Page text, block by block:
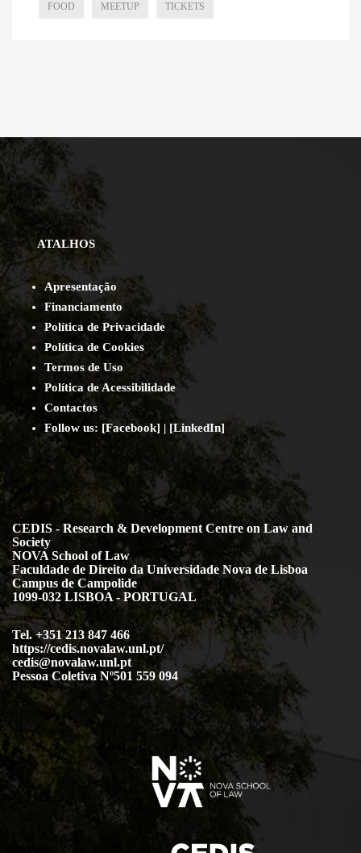
FOOD MEETUP TICKETS
ATALHOS
Apresentação
Financiamento
Política de Privacidade
Política de Cookies
Termos de Uso
Política de Acessibilidade
Contactos
Follow us: [Facebook] | [LinkedIn]
CEDIS - Research & Development Centre on Law and
Society
NOVA School of Law
Faculdade de Direito da Universidade Nova de Lisboa
Campus de Campolide
1099-032 LISBOA - PORTUGAL
Tel. +351 213 847 466
https://cedis.novalaw.unl.pt/
cedis@novalaw.unl.pt
Pessoa Coletiva Nº501 559 094